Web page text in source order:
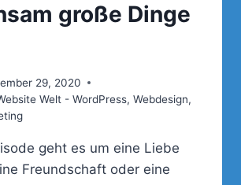
große Dinge
29, 2020
Welt - WordPress, Webdesign,
geht es um eine Liebe
Freundschaft oder eine